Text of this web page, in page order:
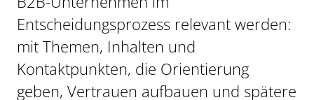
Entscheidungsprozess relevant werden:
mit Themen, Inhalten und
Kontaktpunkten, die Orientierung
geben, Vertrauen aufbauen und spätere